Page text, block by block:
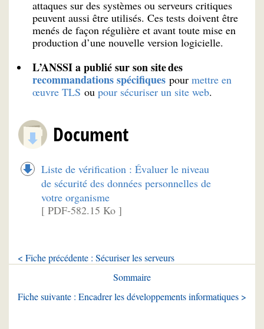
attaques sur des systèmes ou serveurs critiques
peuvent aussi être utilisés. Ces tests doivent être
menés de façon régulière et avant toute mise en
production d’une nouvelle version logicielle.
L’ANSSI a publié sur son sitedes
recommandations spécifiques pour mettre en
œuvre TLS ou pour sécuriser un site web.
Document
Liste de vérification : Évaluer le niveau
de sécurité des données personnelles de
votre organisme
[ PDF-582.15 Ko ]
< Fiche précédente : Sécuriser les serveurs
Sommaire
Fiche suivante : Encadrer les développements informatiques >